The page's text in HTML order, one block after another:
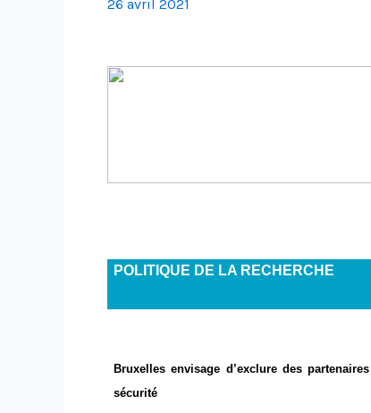
26 avril 2021
POLITIQUE DE LA RECHERCHE
Bruxelles envisage d’exclure des
sécurité